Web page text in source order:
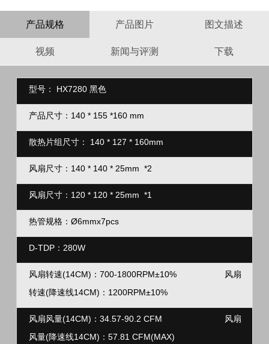
产品规格 产品图片 图文描述
视频 新闻与评测 下载
型号： HX7280 黑色
产品尺寸：140 * 155 *160 mm
散热片组尺寸： 140 * 127 * 160mm
风扇尺寸：140 * 140 * 25mm *2
风扇尺寸： 120 * 120 * 25mm *1
热管规格： Ø6mmx7pcs
D-TDP： 280W
风扇转速(14CM)： 700-1800RPM±10%
风扇
转速(降速线14CM)： 1200RPM±10%
风扇风量(14CM)： 34.57-90. 2 CFM
风扇
风量(降速线14CM) ：57.81 CFM(MAX)